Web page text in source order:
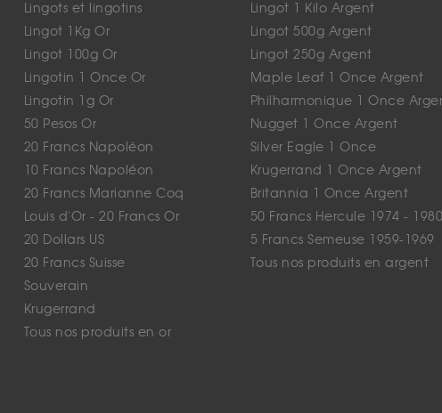
Lingots et lingotins
Lingot 1Kg Or
Lingot 100g Or
Lingotin 1 Once Or
Lingotin 1g Or
50 Pesos Or
20 Francs Napoléon
10 Francs Napoléon
20 Francs Marianne Coq
Louis d'Or - 20 Francs Or
20 Dollars US
20 Francs Suisse
Souverain
Krugerrand
Tous nos produits en or
Lingot 1 Kilo Argent
Lingot 500g Argent
Lingot 250g Argent
Maple Leaf 1 Once Argent
Philharmonique 1 Once
Nugget 1 Once Argent
Silver Eagle 1 Once
Krugerrand 1 Once Argent
Britannia 1 Once Argent
50 Francs Hercule 1974 - 1980
5 Francs Semeuse 1959-1969
Tous nos produits en argent